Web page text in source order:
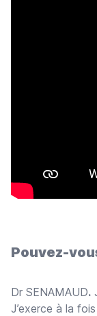
Pouvez-
Dr SENAMAUD.
J’exerce à la